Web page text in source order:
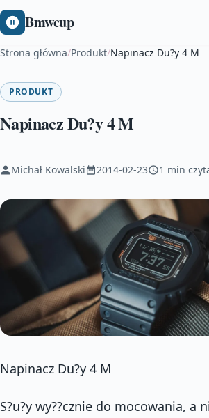
Bmwcup
Strona główna/Produkt/Napinacz Du?y 4 M
PRODUKT
Napinacz Du?y 4 M
Michał Kowalski 2014-02-23 1 min
Napinacz Du?y 4 M
S?u?y wy??cznie do mocowania, a